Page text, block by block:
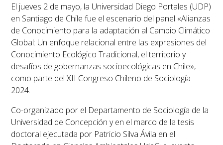
El jueves 2 de mayo, la Universidad Diego Portales (UDP)
en Santiago de Chile fue el escenario del panel «Alianzas
de Conocimiento para la adaptación al Cambio Climático
Global: Un enfoque relacional entre las expresiones del
Conocimiento Ecológico Tradicional, el territorio y
desafíos de gobernanzas socioecológicas en Chile»,
como parte del XII Congreso Chileno de Sociología
2024.
Co-organizado por el Departamento de Sociología de la
Universidad de Concepción y en el marco de la tesis
doctoral ejecutada por Patricio Silva Ávila en el